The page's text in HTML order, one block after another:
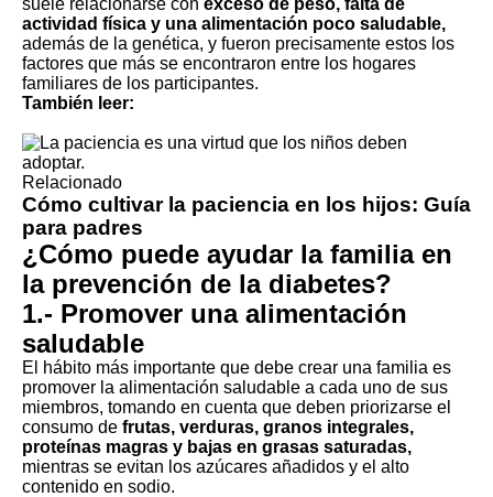
suele relacionarse con exceso de peso, falta de
actividad física y una alimentación poco saludable,
además de la genética, y fueron precisamente estos los
factores que más se encontraron entre los hogares
familiares de los participantes.
También leer:
Relacionado
Cómo cultivar la paciencia en los hijos: Guía
para padres
¿Cómo puede ayudar la familia en
la prevención de la diabetes?
1.- Promover una alimentación
saludable
El hábito más importante que debe crear una familia es
promover la alimentación saludable a cada uno de sus
miembros, tomando en cuenta que deben priorizarse el
consumo de frutas, verduras, granos integrales,
proteínas magras y bajas en grasas saturadas,
mientras se evitan los azúcares añadidos y el alto
contenido en sodio.